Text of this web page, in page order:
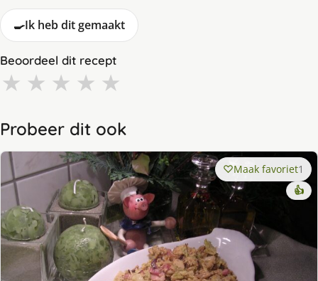
🍳Ik heb dit gemaakt
Beoordeel dit recept
★ ★ ★ ★ ★
Probeer dit ook
Maak favoriet1
👍